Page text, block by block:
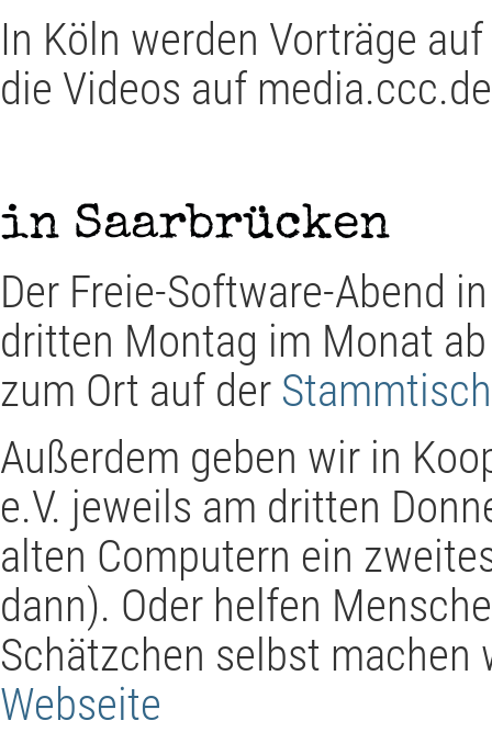
In Köln werden Vorträge
die Videos auf
in Saarbrücken
Der Freie-Software-Abend
dritten Montag im Monat
zum Ort auf der
Außerdem geben wir in
e.V. jeweils am dritten
alten Computern ein
dann). Oder helfen
Schätzchen selbst
Webseite